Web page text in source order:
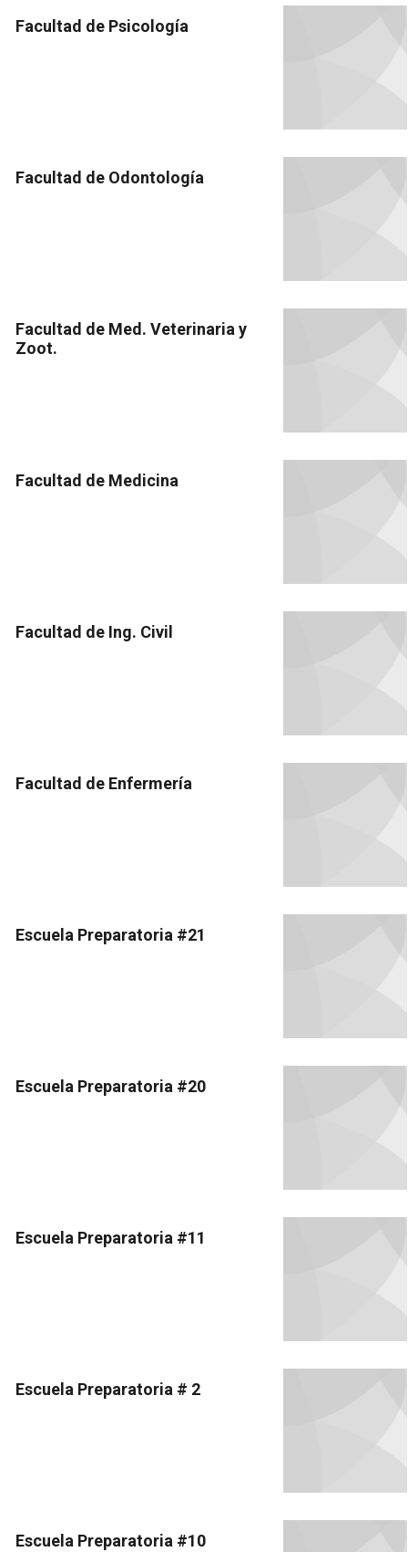
Facultad de Psicología
Facultad de Odontología
Facultad de Med. Veterinaria y
Zoot.
Facultad de Medicina
Facultad de Ing. Civil
Facultad de Enfermería
Escuela Preparatoria #21
Escuela Preparatoria #20
Escuela Preparatoria #11
Escuela Preparatoria # 2
Escuela Preparatoria #10